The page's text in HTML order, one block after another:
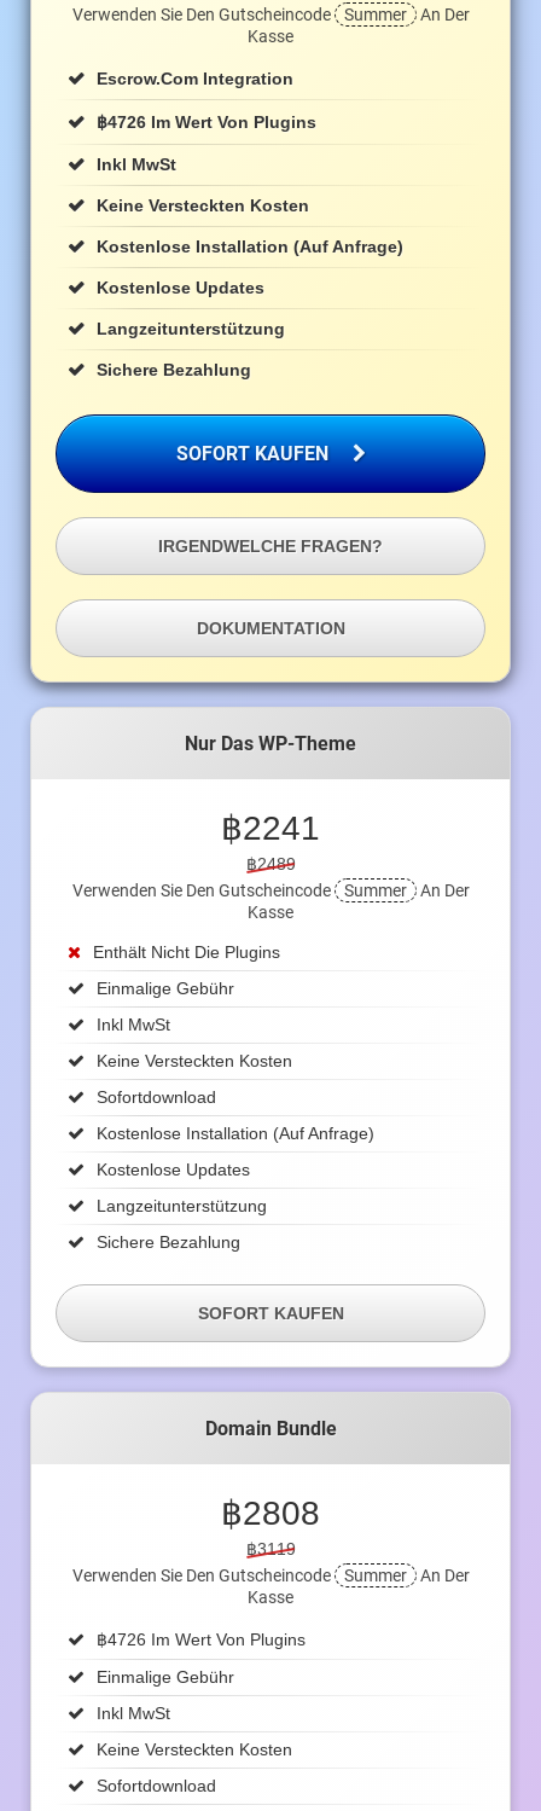
Verwenden Sie Den Gutscheincode
Summer An Der
Kasse
Escrow.com Integration
฿4726 Im Wert Von Plugins
Inkl MwSt
Keine Versteckten Kosten
Kostenlose Installation (auf Anfrage)
Kostenlose Updates
Langzeitunterstützung
Sichere Bezahlung
SOFORT KAUFEN
IRGENDWELCHE FRAGEN?
DOKUMENTATION
Nur Das WP-Theme
฿2241
฿2489
Verwenden Sie Den Gutscheincode
Summer An Der
Kasse
Enthält Nicht Die Plugins
Einmalige Gebühr
Inkl MwSt
Keine Versteckten Kosten
Sofortdownload
Kostenlose Installation (auf Anfrage)
Kostenlose Updates
Langzeitunterstützung
Sichere Bezahlung
SOFORT KAUFEN
Domain Bundle
฿2808
฿3119
Verwenden Sie Den Gutscheincode
Summer An Der
Kasse
฿4726 Im Wert Von Plugins
Einmalige Gebühr
Inkl MwSt
Keine Versteckten Kosten
Sofortdownload